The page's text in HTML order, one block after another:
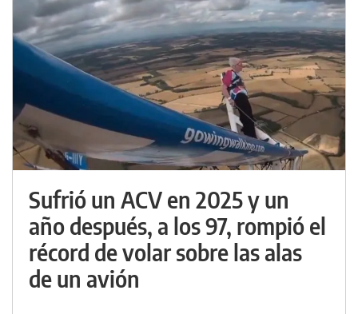
Sufrió un ACV en 2025 y un
año después, a los 97, rompió el
récord de volar sobre las alas
de un avión